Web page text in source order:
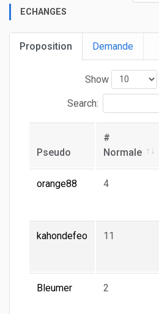
ECHANGES
Proposition Demande
Show
Search:
Pseudo
#
Normale
orange88 4
kahondefeo 11
Bleumer 2